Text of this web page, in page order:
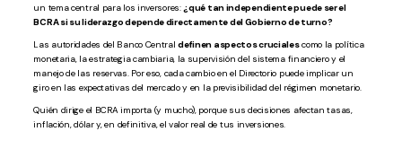
un tema central para los inversores: ¿qué tan independiente puede ser el
BCRA si su liderazgo depende directamente del Gobierno de turno?
Las autoridades del Banco Centraldefinen aspectos crucialescomo la política
monetaria, la estrategia cambiaria, la supervisión del sistema financiero y el
manejo de las reservas. Por eso, cada cambio en el Directorio puede implicar un
giro en las expectativas del mercado y en la previsibilidad del régimen monetario.
Quién dirige el BCRA importa (y mucho), porque sus decisiones afectan tasas,
inflación, dólar y, en definitiva, el valor real de tus inversiones.